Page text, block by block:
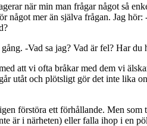
när min man frågar något så
något mer än själva frågan. Jag hör:
-Vad sa jag? Vad är fel? Har
att vi ofta bråkar med dem vi
utåt och plötsligt gör det inte lika
förstöra ett förhållande. Men
är i närheten) eller falla ihop i en